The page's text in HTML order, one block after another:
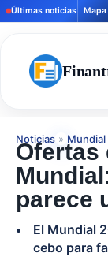
Últimas noticias
Noticias »
Ofertas
parece
El Mundial
cebo para